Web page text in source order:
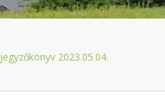
2023.05.04.